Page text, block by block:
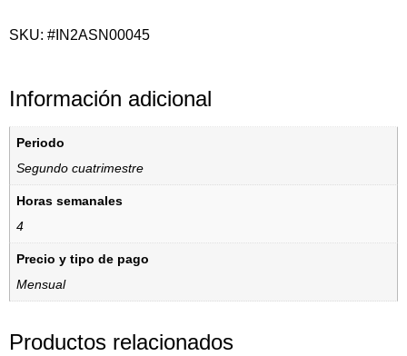
SKU: #IN2ASN00045
Información adicional
Periodo
Segundo cuatrimestre
Horas semanales
4
Precio y tipo de pago
Mensual
Productos relacionados